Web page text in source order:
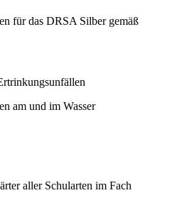
für das DRSA Silber gemäß
am und im Wasser
aller Schularten im Fach